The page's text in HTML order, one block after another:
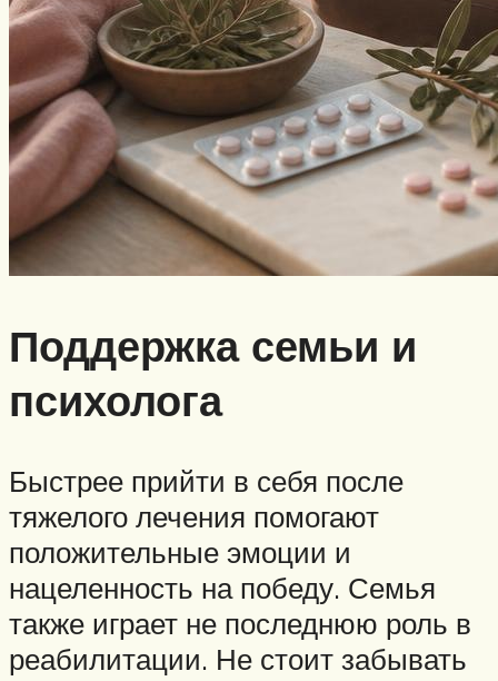
Поддержка семьи и
психолога
Быстрее прийти в себя после
тяжелого лечения помогают
положительные эмоции и
нацеленность на победу. Семья
также играет не последнюю роль в
реабилитации. Не стоит забывать